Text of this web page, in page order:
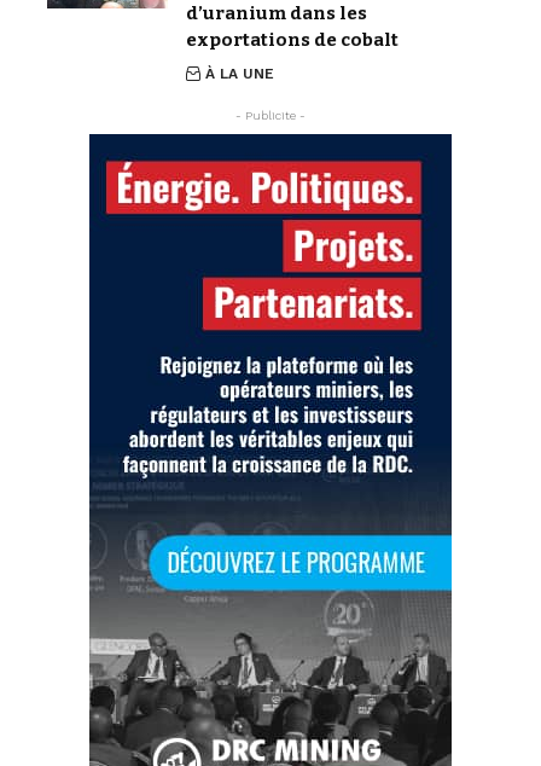
d’uranium dans les
exportations de cobalt
À LA UNE
- Publicite -